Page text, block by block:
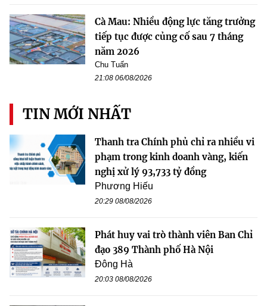
Cà Mau: Nhiều động lực tăng trưởng
tiếp tục được củng cố sau 7 tháng
năm 2026
Chu Tuấn
21:08 06/08/2026
TIN MỚI NHẤT
Thanh tra Chính phủ chỉ ra nhiều vi
phạm trong kinh doanh vàng, kiến
nghị xử lý 93,733 tỷ đồng
Phương Hiếu
20:29 08/08/2026
Phát huy vai trò thành viên Ban Chỉ
đạo 389 Thành phố Hà Nội
Đông Hà
20:03 08/08/2026